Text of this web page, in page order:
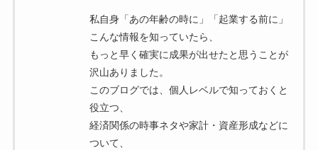
私自身「あの年齢の時に」「起業する前に」
こんな情報を知っていたら、
もっと早く確実に成果が出せたと思うことが
沢山ありました。
このブログでは、個人レベルで知っておくと
役立つ、
経済関係の時事ネタや家計・資産形成などに
ついて、